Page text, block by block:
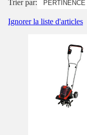
Trier par:
Ignorer la liste d'articles